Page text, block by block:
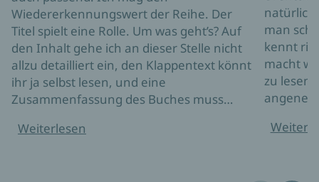
Wiedererkennungswert der Reihe. Der
Titel spielt eine Rolle. Um was geht’s? Auf
den Inhalt gehe ich an dieser Stelle nicht
allzu detailliert ein, den Klappentext könnt
ihr ja selbst lesen, und eine
Zusammenfassung des Buches muss…
Weiterlesen
natürlich
man
kennt
macht
zu lesen.